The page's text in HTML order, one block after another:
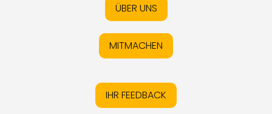
ÜBER UNS
MITMACHEN
IHR FEEDBACK